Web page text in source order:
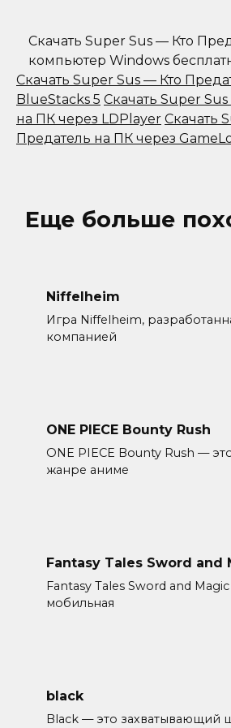
Скачать Super Sus — Кто
компьютер Windows
Скачать Super Sus — Кто
BlueStacks 5 Скачать Super
на ПК через LDPlayer Скачать
Предатель на ПК через
Еще больше
Niffelheim
Игра Niffelheim,
компанией
ONE PIECE Bounty Rush
ONE PIECE Bounty Rush —
жанре аниме
Fantasy Tales Sword and
Fantasy Tales Sword and
мобильная
black
Black — это захватывающий